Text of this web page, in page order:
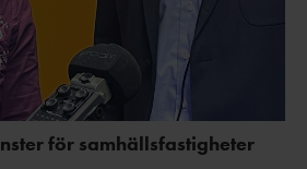
för samhällsfastigheter